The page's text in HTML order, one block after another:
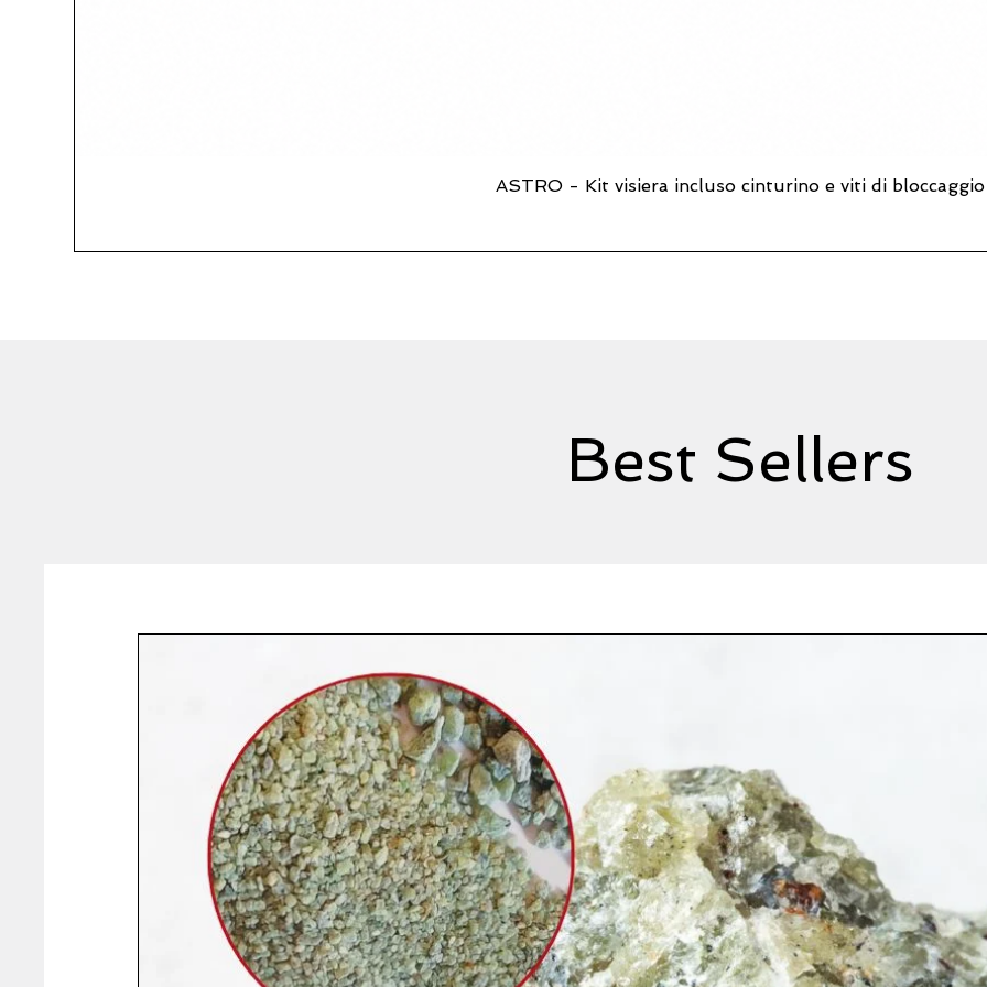
Vista rapida
ASTRO - Kit visiera incluso cinturino e viti di bloccaggio
Best Sellers